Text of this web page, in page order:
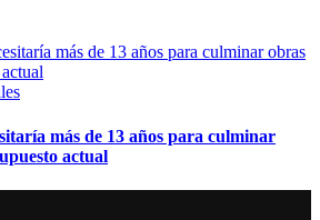
más de 13 años para culminar
actual